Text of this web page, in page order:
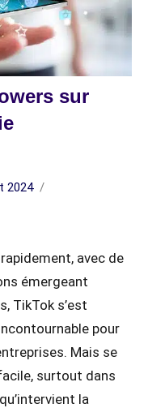
sur
2024
avec de
émergeant
TikTok s’est
pour
Mais se
surtout dans
la